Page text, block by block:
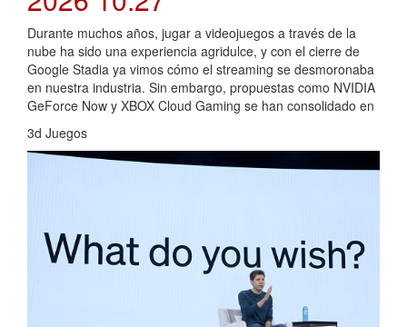
Durante muchos años, jugar a videojuegos a través de la
nube ha sido una experiencia agridulce, y con el cierre de
Google Stadia ya vimos cómo el streaming se desmoronaba
en nuestra industria. Sin embargo, propuestas como NVIDIA
GeForce Now y XBOX Cloud Gaming se han consolidado en
3d Juegos